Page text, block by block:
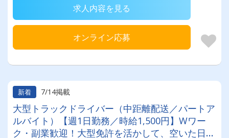
求人内容を見る
オンライン応募
新着 7/14掲載
大型トラックドライバー（中距離配送／パートア
ルバイト）【週1日勤務／時給1,500円】Wワー
ク・副業歓迎！大型免許を活かして、空いた日だ